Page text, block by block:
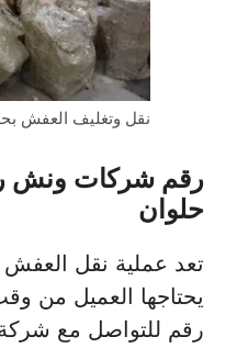
نقل وتغليف العفش
رقم شركات ونش
حلوان
تعد عملية نقل العفش
يحتاجها العميل من
رقم للتواصل مع